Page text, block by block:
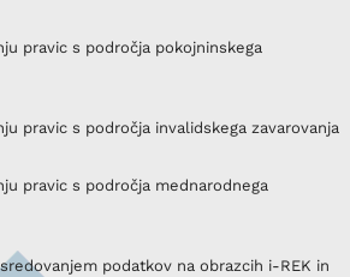
pravic s področja pokojninskega
pravic s področja invalidskega zavarovanja
pravic s področja mednarodnega
podatkov na obrazcih i-REK in